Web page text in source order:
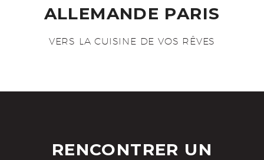
ALLEMANDE PARIS
VERS LA CUISINE DE VOS RÊVES
RENCONTRER UN